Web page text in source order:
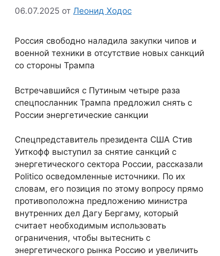
06.07.2025 от Леонид Ходос
Россия свободно наладила закупки чипов и
военной техники в отсутствие новых санкций
со стороны Трампа
Встречавшийся с Путиным четыре раза
спецпосланник Трампа предложил снять с
России энергетические санкции
Спецпредставитель президента США Стив
Уиткофф выступил за снятие санкций с
энергетического сектора России, рассказали
Politico осведомленные источники. По их
словам, его позиция по этому вопросу прямо
противоположна предложению министра
внутренних дел Дагу Бергаму, который
считает необходимым использовать
ограничения, чтобы вытеснить с
энергетического рынка Россию и увеличить